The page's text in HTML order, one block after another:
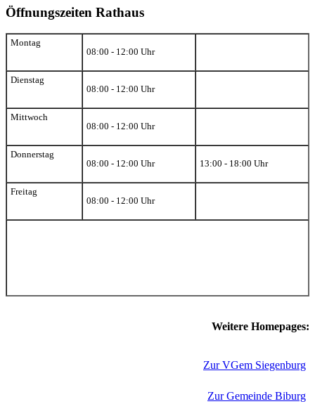
Öffnungszeiten Rathaus
Montag
08:00 - 12:00 Uhr
Dienstag
08:00 - 12:00 Uhr
Mittwoch
08:00 - 12:00 Uhr
Donnerstag
08:00 - 12:00 Uhr
13:00 - 18:00 Uhr
Freitag
08:00 - 12:00 Uhr
Weitere Homepages:
Zur VGem Siegenburg
Zur Gemeinde Biburg